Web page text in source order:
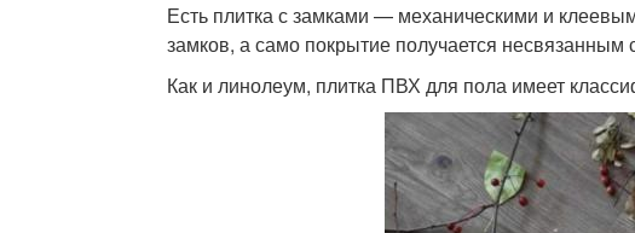
Есть плитка с замками — механическими и
замков, а само покрытие получается
Как и линолеум, плитка ПВХ для пола имеет